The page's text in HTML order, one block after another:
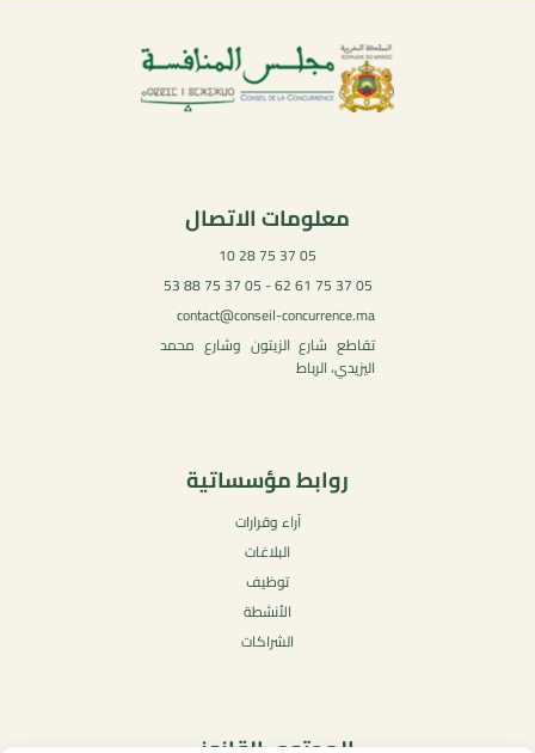
معلومات الاتصال
05 37 75 28 10
05 37 75 61 62 - 05 37 75 88 53
contact@conseil-concurrence.ma
تقاطع شارع الزيتون وشارع محمد
اليزيدي، الرباط
روابط مؤسساتية
آراء وقرارات
البلاغات
توظيف
الأنشطة
الشراكات